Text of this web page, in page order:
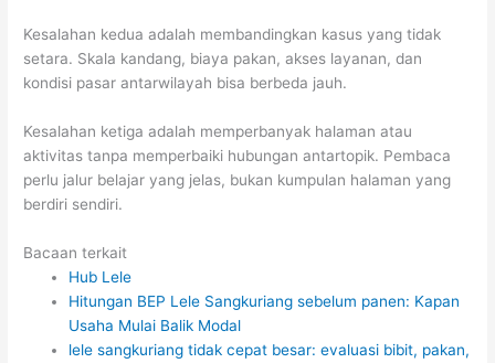
Kesalahan kedua adalah membandingkan kasus yang tidak
setara. Skala kandang, biaya pakan, akses layanan, dan
kondisi pasar antarwilayah bisa berbeda jauh.
Kesalahan ketiga adalah memperbanyak halaman atau
aktivitas tanpa memperbaiki hubungan antartopik. Pembaca
perlu jalur belajar yang jelas, bukan kumpulan halaman yang
berdiri sendiri.
Bacaan terkait
Hub Lele
Hitungan BEP Lele Sangkuriang sebelum panen: Kapan
Usaha Mulai Balik Modal
lele sangkuriang tidak cepat besar: evaluasi bibit, pakan,